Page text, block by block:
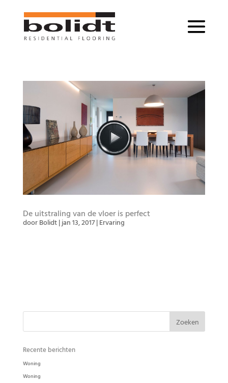
De uitstraling van de vloer is perfect
doorBolidt|jan 13, 2017|Ervaring
Recente berichten
Woning
Woning